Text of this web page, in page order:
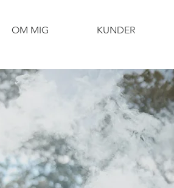
OM MIG KUNDER